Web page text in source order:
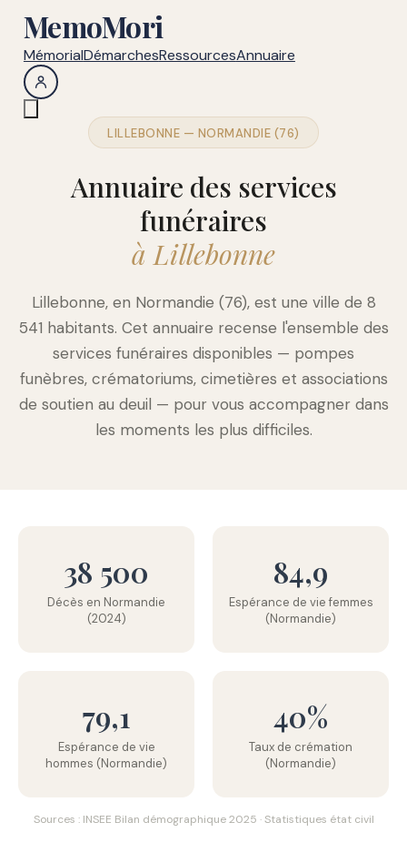
MemoMori
MémorialDémarchesRessourcesAnnuaire
LILLEBONNE — NORMANDIE (76)
Annuaire des services
funéraires
à Lillebonne
Lillebonne, en Normandie (76), est une ville de 8
541 habitants. Cet annuaire recense l'ensemble des
services funéraires disponibles — pompes
funèbres, crématoriums, cimetières et associations
de soutien au deuil — pour vous accompagner dans
les moments les plus difficiles.
38 500
Décès en Normandie
(2024)
84,9
Espérance de vie femmes
(Normandie)
79,1
Espérance de vie
hommes (Normandie)
40%
Taux de crémation
(Normandie)
Sources : INSEE Bilan démographique 2025 · Statistiques état civil